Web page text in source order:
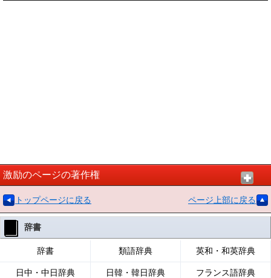
激励のページの著作権
トップページに戻る ページ上部に戻る
辞書
辞書 類語辞典 英和・和英辞典
日中・中日辞典 日韓・韓日辞典 フランス語辞典